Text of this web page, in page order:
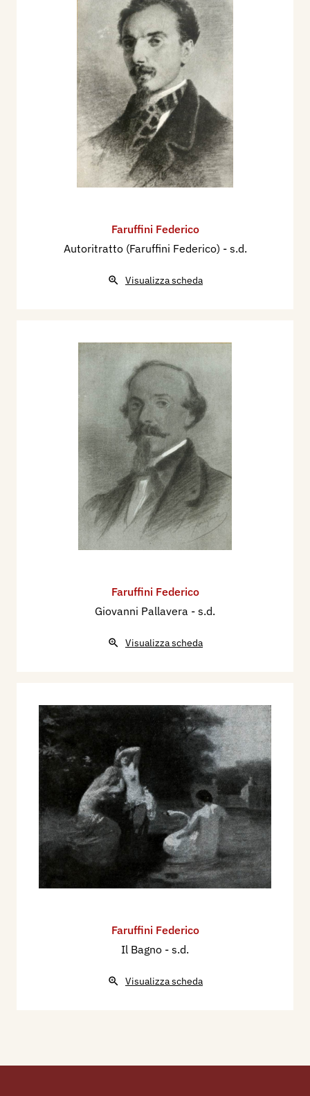
Faruffini Federico
Autoritratto (Faruffini Federico) - s.d.
Visualizza scheda
Faruffini Federico
Giovanni Pallavera - s.d.
Visualizza scheda
Faruffini Federico
Il Bagno - s.d.
Visualizza scheda